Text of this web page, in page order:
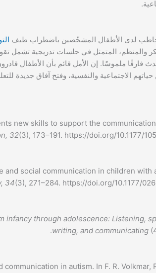
لدى الأطفال المشخّصين باضطراب طيف
والمنظم، المتمثل في جلسات تدريجية تشمل
فارقًا ملموسًا. إن الأمل قائم بأن الأطفال
الاجتماعية والنفسية، وفتح آفاق جديدة
new skills to support the
32(3), 173–191. https://doi.org/10.1177/
and social communication in children with
34(3), 271–284. https://doi.org/10.1177/
infancy through adolescence: Listening,
writing, and communicating
in autism. In F. R. Volkmar,